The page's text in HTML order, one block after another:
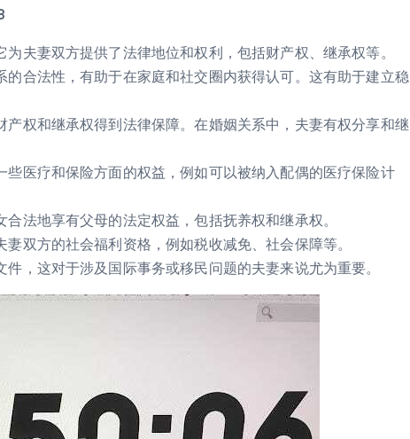
夫妻双方提供了法律地位和权利，包括财产权、继承权等。
的合法性，有助于在家庭和社交圈内获得认可。这有助于建立稳
产权和继承权得到法律保障。在婚姻关系中，夫妻有权分享和继
些医疗和保险方面的权益，例如可以被纳入配偶的医疗保险计
法地享有父母的法定权益，包括抚养权和继承权。
双方的社会福利资格，例如税收减免、社会保障等。
，这对于涉及国际事务或移民问题的夫妻来说尤为重要。